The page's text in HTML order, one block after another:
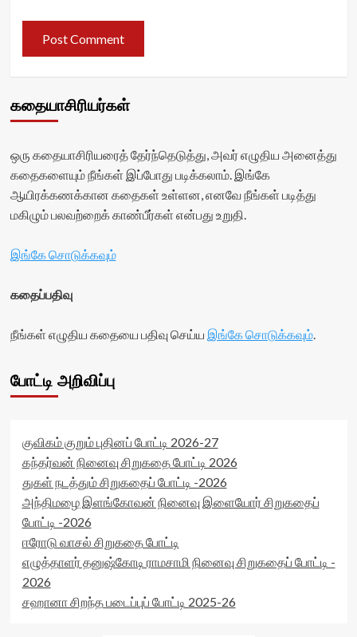
கதையாசிரியர்கள்
ஒரு கதையாசிரியரைத் தேர்ந்தெடுத்து, அவர் எழுதிய அனைத்து
கதைகளையும் நீங்கள் இப்போது படிக்கலாம். இங்கே
ஆயிரக்கணக்கான கதைகள் உள்ளன, எனவே நீங்கள் படித்து
மகிழும் பலவற்றைக் காண்பீர்கள் என்பது உறுதி.
இங்கே சொடுக்கவும்
கதைப்பதிவு
நீங்கள் எழுதிய கதையை பதிவு செய்ய இங்கே சொடுக்கவும்.
போட்டி அறிவிப்பு
குவிகம் குறும் புதினப் போட்டி 2026-27
கந்தர்வன் நினைவு சிறுகதை போட்டி 2026
துகள் நடத்தும் சிறுகதைப் போட்டி -2026
அந்திமழை இளங்கோவன் நினைவு இளையோர் சிறுகதைப்
போட்டி -2026
ஈரோடு வாசல் சிறுகதை போட்டி
எழுத்தாளர் தனுஷ்கோடி ராமசாமி நினைவு சிறுகதைப் போட்டி -
2026
சஹானா சிறந்த படைப்புப் போட்டி 2025-26